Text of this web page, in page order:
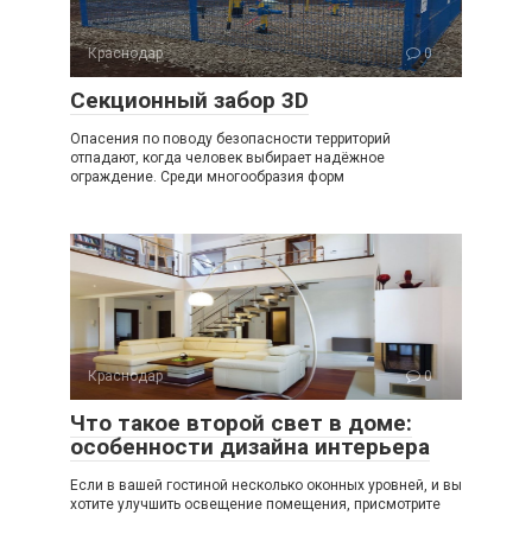
Краснодар 0
Секционный забор 3D
Опасения по поводу безопасности территорий
отпадают, когда человек выбирает надёжное
ограждение. Среди многообразия форм
Краснодар 0
Что такое второй свет в доме:
особенности дизайна интерьера
Если в вашей гостиной несколько оконных уровней, и вы
хотите улучшить освещение помещения, присмотрите